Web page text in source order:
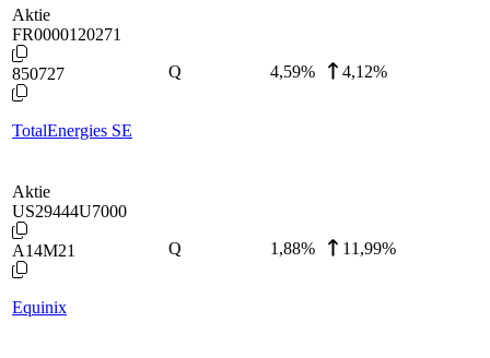
Aktie
FR0000120271
850727
TotalEnergies SE
Q 4,59% 4,12%
Aktie
US29444U7000
A14M21
Equinix
Q 1,88% 11,99%